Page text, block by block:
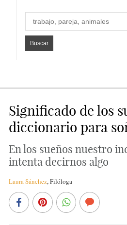
Significado de los
diccionario para
En los sueños nuestro
intenta decirnos algo
Laura Sánchez,Filóloga